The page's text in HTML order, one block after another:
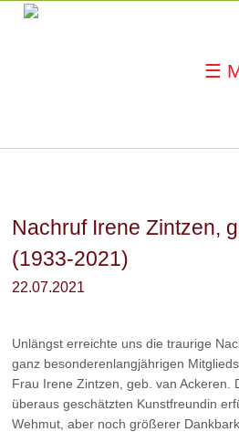
☰
Nachruf Irene Zintzen,
(1933-2021)
22.07.2021
Unlängst erreichte uns die traurige
ganz besonderenlangjährigen
Frau Irene Zintzen, geb. van Ackeren.
überaus geschätzten Kunstfreundin
Wehmut, aber noch größerer